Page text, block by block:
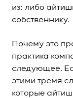
из: либо
собственнику.
Почему это
практика
следующее.
этими тремя
которые